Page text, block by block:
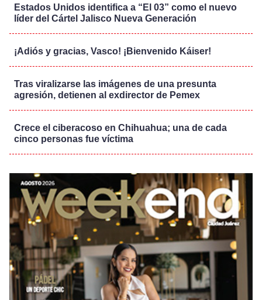
Estados Unidos identifica a “El 03” como el nuevo
líder del Cártel Jalisco Nueva Generación
¡Adiós y gracias, Vasco! ¡Bienvenido Káiser!
Tras viralizarse las imágenes de una presunta
agresión, detienen al exdirector de Pemex
Crece el ciberacoso en Chihuahua; una de cada
cinco personas fue víctima